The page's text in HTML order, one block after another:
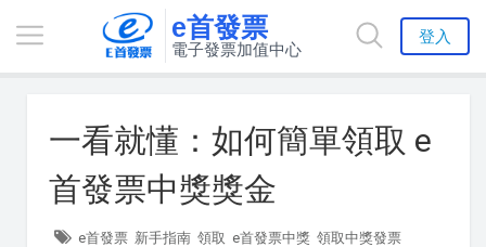
e首發票
電子發票加值中心
登入
一看就懂：如何簡單領取 e
首發票中獎獎金
e首發票 新手指南 領取 e首發票中獎 領取中獎發票